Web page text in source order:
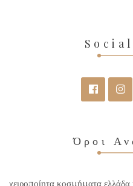
Όροι
χειροποίητα κοσμήματα ελλάδα